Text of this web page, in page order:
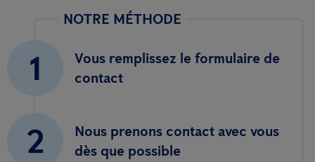
NOTRE MÉTHODE
1
Vous remplissez le formulaire de
contact
2
Nous prenons contact avec vous
dès que possible